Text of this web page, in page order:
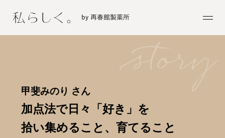
by 再春館製薬所
甲斐みのり さん
加点法で日々「好き」を
拾い集めること、育てること